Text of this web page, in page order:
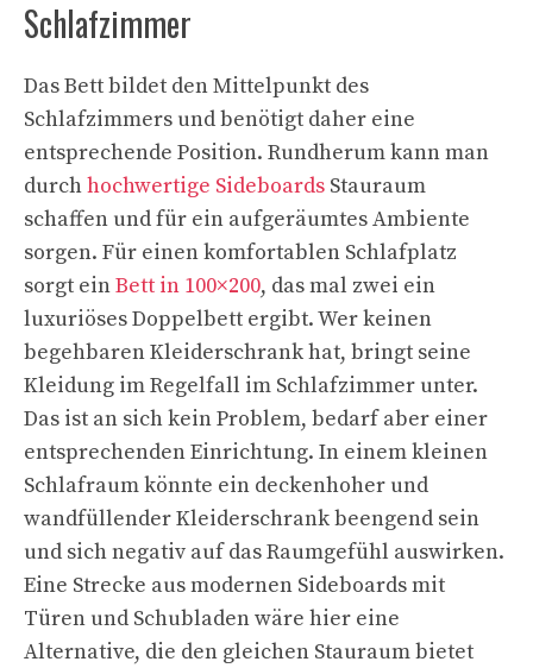
Schlafzimmer
Das Bett bildet den Mittelpunkt des
Schlafzimmers und benötigt daher eine
entsprechende Position. Rundherum kann man
durchhochwertige Sideboards Stauraum
schaffen und für ein aufgeräumtes Ambiente
sorgen. Für einen komfortablen Schlafplatz
sorgt einBett in 100×200, das mal zwei ein
luxuriöses Doppelbett ergibt. Wer keinen
begehbaren Kleiderschrank hat, bringt seine
Kleidung im Regelfall im Schlafzimmer unter.
Das ist an sich kein Problem, bedarf aber einer
entsprechenden Einrichtung. In einem kleinen
Schlafraum könnte ein deckenhoher und
wandfüllender Kleiderschrank beengend sein
und sich negativ auf das Raumgefühl auswirken.
Eine Strecke aus modernen Sideboards mit
Türen und Schubladen wäre hier eine
Alternative, die den gleichen Stauraum bietet